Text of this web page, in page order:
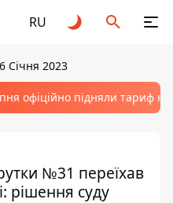
RU
Січня 2023
офіційно підняли тариф
№31 переїхав
рішення суду